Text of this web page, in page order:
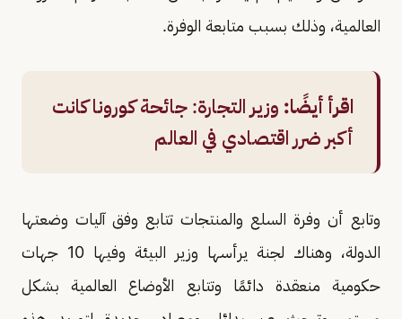
العالمية، وذلك بسبب متابعة الوفرة.
اقرأ أيضًا: وزير التجارة: جائحة كورونا كانت
أكبر ضرر اقتصادي في العالم
وتابع أن وفرة السلع والمنتجات تتابع وفق آليات وضعتها
الدولة، وهناك لجنة يرأسها وزير البيئة وفيها 10 جهات
حكومية منعقدة دائمًا وتتابع الأوضاع العالمية بشكل